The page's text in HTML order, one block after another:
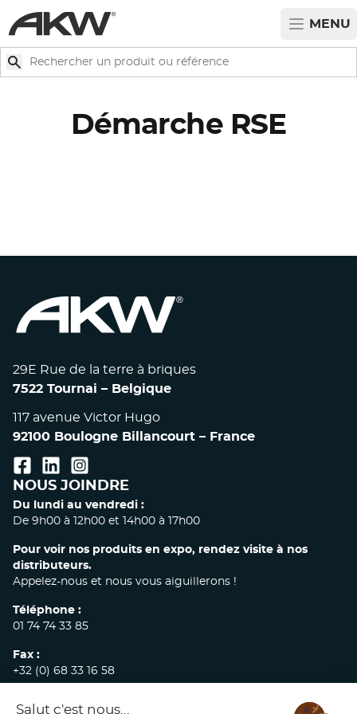
MENU
Rechercher
Rechercher
Démarche RSE
29E Rue de la terre à briques
7522 Tournai – Belgique
117 avenue Victor Hugo
92100 Boulogne Billancourt – France
facebook
linkedininstagram
NOUS JOINDRE
Du lundi au vendredi :
De 9h00 à 12h00 et 14h00 à 17h00
Pour voir nos produits en expo, rendez visite à nos
distributeurs.
Appelez-nous et nous vous aiguillerons !
Téléphone :
01 74 74 33 85
Fax :
+32 (0) 68 33 16 58